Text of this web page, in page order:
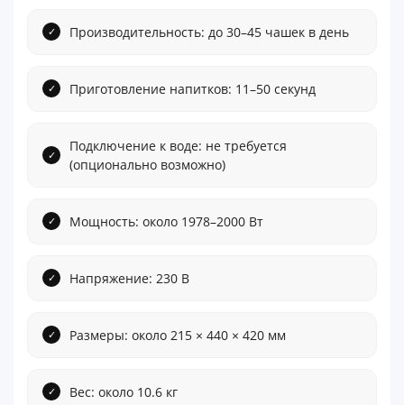
Производительность: до 30–45 чашек в день
Приготовление напитков: 11–50 секунд
Подключение к воде: не требуется
(опционально возможно)
Мощность: около 1978–2000 Вт
Напряжение: 230 В
Размеры: около 215 × 440 × 420 мм
Вес: около 10.6 кг